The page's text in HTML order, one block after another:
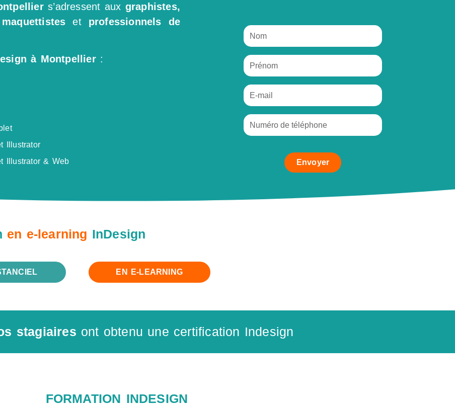
s’adressent aux graphistes,
maquettistesetprofessionnels de
à Montpellier:
Illustrator
Illustrator & Web
Envoyer
en e-learning InDesign
EN E-LEARNING
stagiaires ont obtenu une certification Indesign
FORMATION INDESIGN